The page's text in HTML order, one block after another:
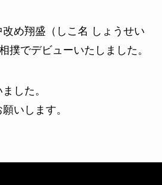
め翔盛（しこ名 しょうせい
撲でデビューいたしました。
した。
いします。